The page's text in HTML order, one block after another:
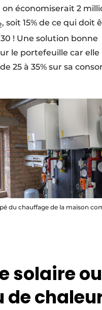
économiserait 2
, soit 15% de ce qui doit
! Une solution bonne
le portefeuille car
25 à 35% sur sa
du chauffage de la maison
solaire ou
de